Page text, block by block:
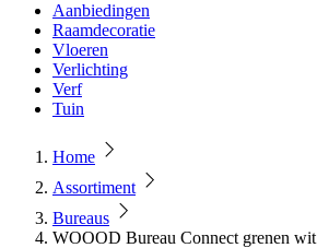
Aanbiedingen
Raamdecoratie
Vloeren
Verlichting
Verf
Tuin
Home
Assortiment
Bureaus
WOOOD Bureau Connect grenen wit